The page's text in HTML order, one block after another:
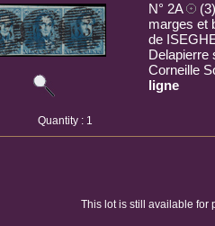
N° 2A
marges et
de
Delapierre
Corneille
ligne
Quantity : 1
This lot is still available for